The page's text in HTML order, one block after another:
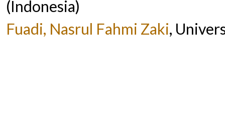
(Indonesia)
Fuadi, Nasrul Fahmi Zaki,